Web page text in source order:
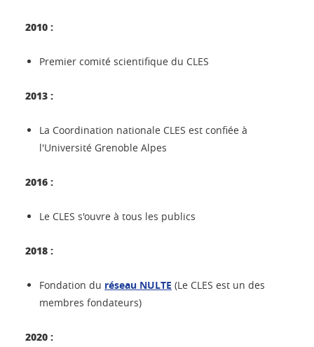
2010 :
Premier comité scientifique du CLES
2013 :
La Coordination nationale CLES est confiée à
l'Université Grenoble Alpes
2016 :
Le CLES s'ouvre à tous les publics
2018 :
Fondation du réseau NULTE (Le CLES est un des
membres fondateurs)
2020 :